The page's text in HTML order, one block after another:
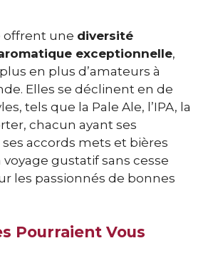
offrent une diversité
exceptionnelle,
en plus d’amateurs à
Elles se déclinent en de
tels que la Pale Ale, l’IPA, la
chacun ayant ses
accords mets et bières
voyage gustatif sans cesse
les passionnés de bonnes
Pourraient Vous